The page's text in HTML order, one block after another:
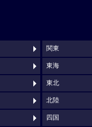
関東
東海
東北
北陸
四国